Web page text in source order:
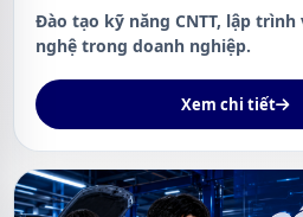
Đào tạo kỹ năng CNTT, lập
nghệ trong doanh nghiệp.
Xem chi tiết